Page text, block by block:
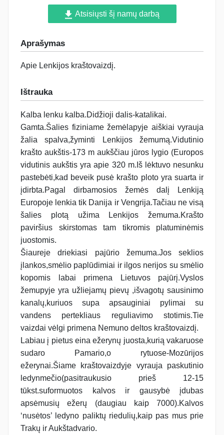
Atsisiųsti šį namų darbą
Aprašymas
Apie Lenkijos kraštovaizdį.
Ištrauka
Kalba lenku kalba.Didžioji dalis-katalikai.
Gamta.Šalies fiziniame žemėlapyje aiškiai vyrauja
žalia spalva,žyminti Lenkijos žemumą.Vidutinio
krašto aukštis-173 m aukščiau jūros lygio (Europos
vidutinis aukštis yra apie 320 m.Iš lėktuvo nesunku
pastebėti,kad beveik pusė krašto ploto yra suarta ir
įdirbta.Pagal dirbamosios žemės dalį Lenkiją
Europoje lenkia tik Danija ir Vengrija.Tačiau ne visą
šalies plotą užima Lenkijos žemuma.Krašto
paviršius skirstomas tam tikromis platuminėmis
juostomis.
Šiaureje driekiasi pajūrio žemuma.Jos seklios
įlankos,smėlio paplūdimiai ir ilgos nerijos su smėlio
kopomis labai primena Lietuvos pajūrį.Vyslos
žemupyje yra užliejamų pievų ,išvagotų sausinimo
kanalų,kuriuos supa apsauginiai pylimai su
vandens pertekliaus reguliavimo stotimis.Tie
vaizdai vėlgi primena Nemuno deltos kraštovaizdį.
Labiau į pietus eina ežerynų juosta,kurią vakaruose
sudaro Pamario,o rytuose-Mozūrijos
ežerynai.Šiame kraštovaizdyje vyrauja paskutinio
ledynmečio(pasitraukusio prieš 12-15
tūkst.suformuotos kalvos ir gausybė įdubas
apsėmusių ežerų (daugiau kaip 7000).Kalvos
‘nusėtos’ ledyno paliktų riedulių,kaip pas mus prie
Trakų ir Aukštadvario.